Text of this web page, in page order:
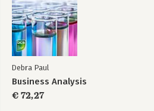
Debra Paul
Business Analysis
€ 72,27